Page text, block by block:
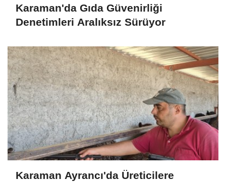
Karaman'da Gıda Güvenirliği
Denetimleri Aralıksız Sürüyor
Karaman Ayrancı'da Üreticilere